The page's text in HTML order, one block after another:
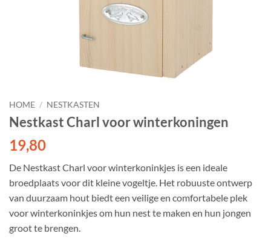
HOME / NESTKASTEN
Nestkast Charl voor winterkoningen
19,80
De Nestkast Charl voor winterkoninkjes is een ideale
broedplaats voor dit kleine vogeltje. Het robuuste ontwerp
van duurzaam hout biedt een veilige en comfortabele plek
voor winterkoninkjes om hun nest te maken en hun jongen
groot te brengen.